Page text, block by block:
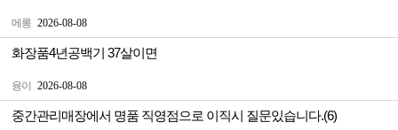
메롱 2026-08-08
융이 2026-08-08
화장품4년공백기 37살이면
중간관리매장에서 명품 직영점으로 이직시 질문있습니다.(6)